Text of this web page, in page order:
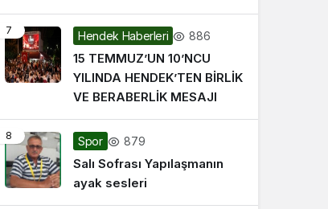
7 Hendek Haberleri 886
15 TEMMUZ’UN 10’NCU
YILINDA HENDEK’TEN BİRLİK
VE BERABERLİK MESAJI
8 Spor 879
Salı Sofrası Yapılaşmanın
ayak sesleri